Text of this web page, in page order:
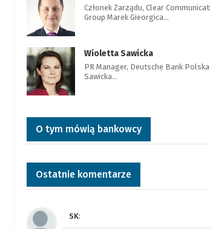
Członek Zarządu, Clear
Group Marek Gieorgica…
Wioletta Sawicka
PR Manager, Deutsche Bank
Sawicka…
O tym mówią bankowcy
Ostatnie komentarze
SK: